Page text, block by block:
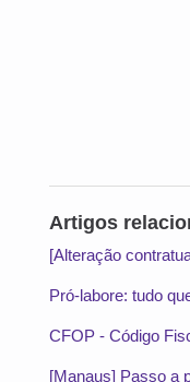
Artigos
[Alteração
Pró-labore: tudo
CFOP - Código
[Manaus] Passo a